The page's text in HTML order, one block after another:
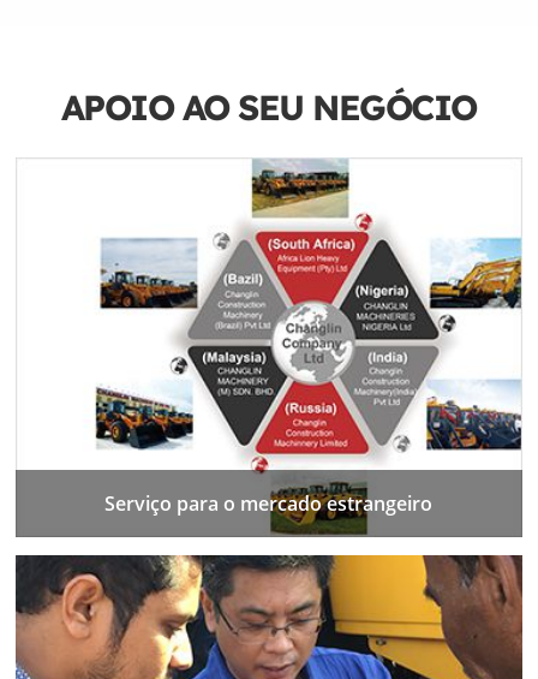
APOIO AO SEU NEGÓCIO
Serviço para o mercado estrangeiro